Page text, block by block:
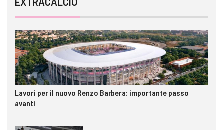
Lavori per il nuovo Renzo Barbera: importante passo
avanti